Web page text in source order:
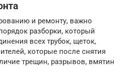
и ремонту, важно
разборки, который
всех трубок, щеток,
которые после снятия
трещин, разрывов, вмятин